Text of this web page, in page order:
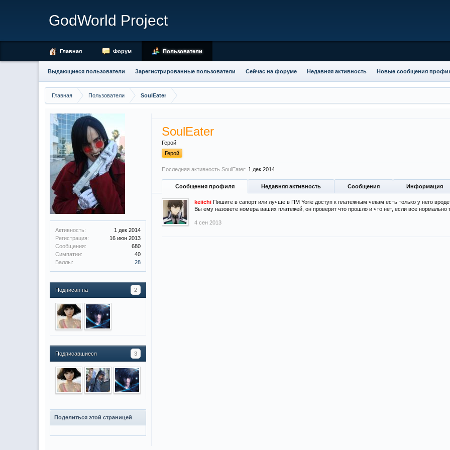
Главная Пользователи SoulEater
Активность:
1 дек 2014
Регистрация:
16 июн 2013
Сообщения:
680
Симпатии:
40
Баллы:
28
Подписан на 2
Подписавшиеся 3
Поделиться этой страницей
SoulEater
Герой
Герой
Последняя активность SoulEater: 1 дек 2014
Сообщения профиля Недавняя активность Сообщения Информация
keiichi Пишите в сапорт или лучше в ПМ Yorie доступ к платежным чекам есть только у него вроде
Вы ему назовете номера ваших платежей, он проверит что прошло и что нет, если все нормально
4 сен 2013
GodWorld Project
Главная Форум Пользователи
Выдающиеся пользователи Зарегистрированные пользователи Сейчас на форуме Недавняя активность Новые сообщения